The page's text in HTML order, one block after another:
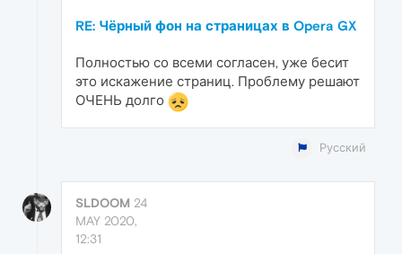
RE: Чёрный фон на страницах в Opera GX
Полностью со всеми согласен, уже бесит
это искажение страниц. Проблему решают
ОЧЕНЬ долго
Русский
SLDOOM 24
MAY 2020,
12:31